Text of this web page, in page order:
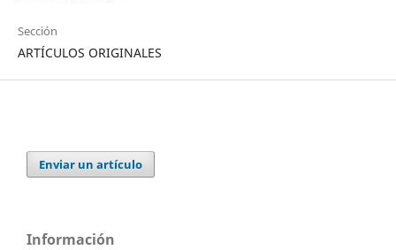
Sección
ARTÍCULOS ORIGINALES
Enviar un artículo
Información